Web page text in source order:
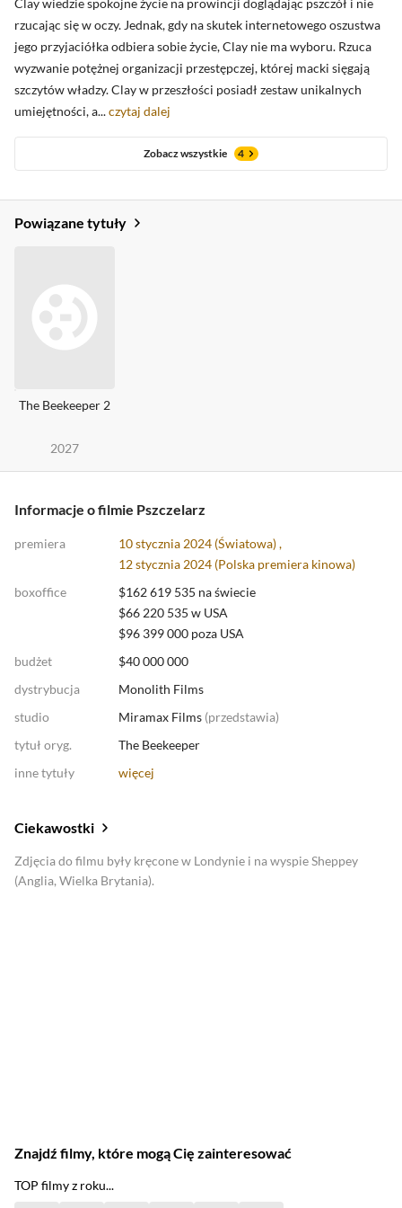
Zobacz oceny krytyków
Clay wiedzie spokojne życie na prowincji doglądając pszczół i nie
rzucając się w oczy. Jednak, gdy na skutek internetowego oszustwa
jego przyjaciółka odbiera sobie życie, Clay nie ma wyboru. Rzuca
wyzwanie potężnej organizacji przestępczej, której macki sięgają
szczytów władzy. Clay w przeszłości posiadł zestaw unikalnych
umiejętności, a...czytaj dalej
Zobacz wszystkie 4
Powiązane tytuły
The Beekeeper 2
2027
Informacje o filmie Pszczelarz
premiera
10 stycznia 2024 (Światowa) ,
12 stycznia 2024 (Polska premiera kinowa)
boxoffice
$162 619 535 na świecie
$66 220 535 w USA
$96 399 000 poza USA
budżet
$40 000 000
dystrybucja
Monolith Films
studio
Miramax Films (przedstawia)
tytuł oryg.
The Beekeeper
inne tytuły
więcej
Ciekawostki
Zdjęcia do filmu były kręcone w Londynie i na wyspie Sheppey
(Anglia, Wielka Brytania).
Znajdź filmy, które mogą Cię zainteresować
TOP filmy z roku...